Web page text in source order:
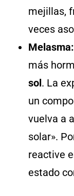
mejillas,
veces
Melasma:
más
sol. La
un
vuelva a
solar».
reactive
estado